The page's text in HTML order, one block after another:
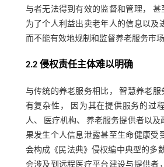
与者无法得到有效的监督和管理，
为了个人利益出卖老年人的信息以及
而不能有效地规制和监督养老服务市场
2.2 侵权责任主体难以明确
与传统的养老服务相比， 智慧养老
有复杂性， 因为其在提供服务的过
人、 医疗机构、 养老服务提供者以及
果发生个人信息泄露甚至生命健康受
会构成《民法典》侵权编中典型的多
会涉及到远程医疗平台建设与提供者